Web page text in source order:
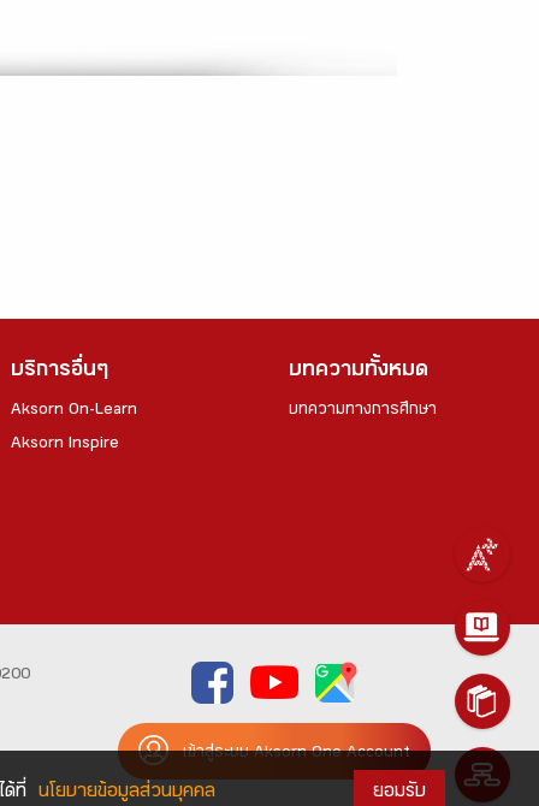
บริการอื่นๆ
Aksorn On-Learn
Aksorn Inspire
บทความทั้งหมด
บทความทางการศึกษา
เข้าสู่ระบบ Aksorn One Account
ด้ที่ นโยบายข้อมูลส่วนบุคคล ยอมรับ